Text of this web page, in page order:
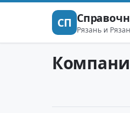
СП Рязань и